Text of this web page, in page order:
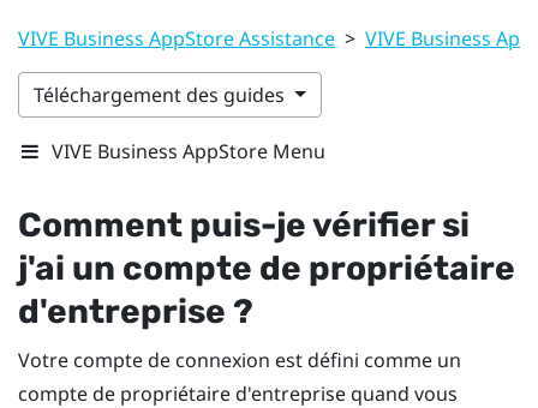
VIVE Business AppStore Assistance > VIVE Business
Téléchargement des guides
VIVE Business AppStore Menu
Comment puis-je vérifier si
j'ai un compte de propriétaire
d'entreprise ?
Votre compte de connexion est défini comme un
compte de propriétaire d'entreprise quand vous